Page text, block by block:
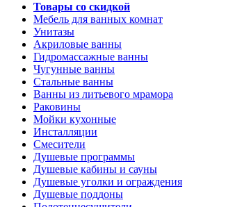
Товары со скидкой
Мебель для ванных комнат
Унитазы
Акриловые ванны
Гидромассажные ванны
Чугунные ванны
Стальные ванны
Ванны из литьевого мрамора
Раковины
Мойки кухонные
Инсталляции
Смесители
Душевые программы
Душевые кабины и сауны
Душевые уголки и ограждения
Душевые поддоны